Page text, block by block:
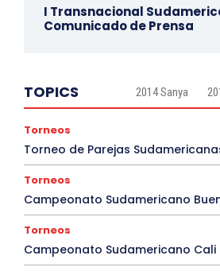
I Transnacional
Comunicado de Prensa
TOPICS 2014 Sanya
Torneos
Torneo de Parejas
Torneos
Campeonato Sudamericano
Torneos
Campeonato Sudamericano Cali